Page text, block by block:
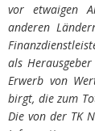
vor etwaigen
anderen
als
Erwerb von
birgt, die zum
Die von der TK